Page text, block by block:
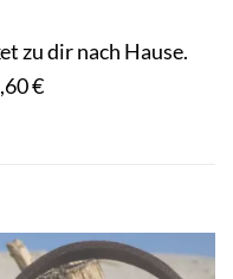
zu dir nach Hause.
€